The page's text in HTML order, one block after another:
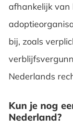
afhankelijk van
bij, zoals
Nederlands
Kun je nog
Nederland?